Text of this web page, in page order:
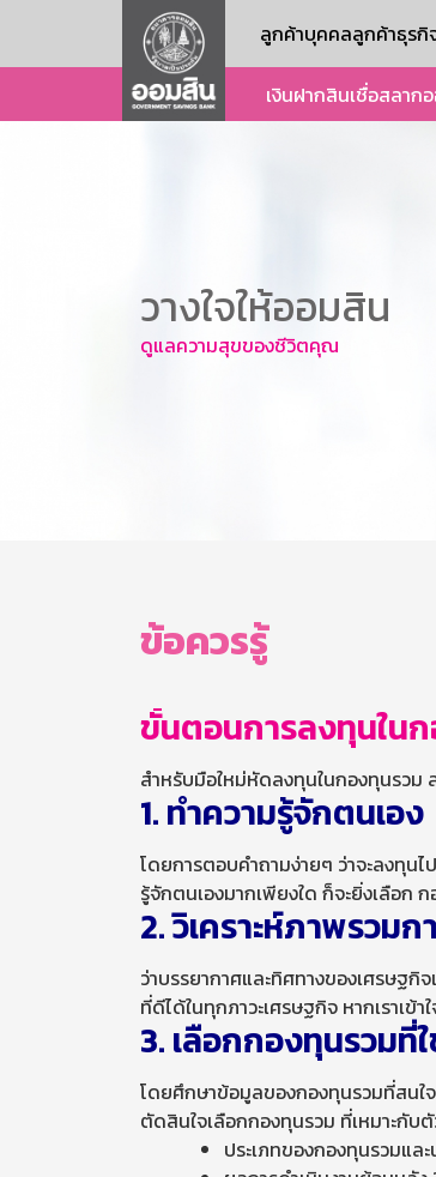
ลูกค้าบุคคลลูกค้าธุรกิ
เงินฝากสินเชื่อสลาก
วางใจให้ออมสิน
ดูแลความสุขของชีวิตคุณ
ข้อควรรู้
ขั้นตอนการลงทุนใน
สำหรับมือใหม่หัดลงทุนในกองทุนรวม
1. ทำความรู้จักตนเอง
โดยการตอบคำถามง่ายๆ ว่าจะลงทุนไ
รู้จักตนเองมากเพียงใด ก็จะยิ่งเลือก
2. วิเคราะห์ภาพรวม
ว่าบรรยากาศและทิศทางของเศรษฐกิ
ที่ดีได้ในทุกภาวะเศรษฐกิจ หากเราเข้
3. เลือกกองทุนรวมที่
โดยศึกษาข้อมูลของกองทุนรวมที่สนใ
ตัดสินใจเลือกกองทุนรวม ที่เหมาะกั
ประเภทของกองทุนรวมแล